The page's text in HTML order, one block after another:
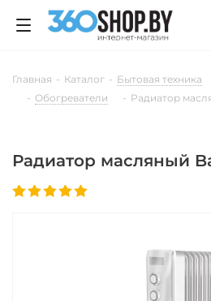
Главная - Каталог - Бытовая техника
- Обогреватели - Радиатор
Радиатор масляный